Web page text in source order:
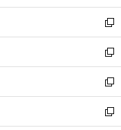
開
く
ウ
で
開
く
ン
ド
ウ
で
開
く
ウ
ィ
ン
ド
ウ
で
開
く
新
し
い
ウ
ィ
ン
ド
ウ
新
し
い
ウ
ィ
ン
新
し
い
新